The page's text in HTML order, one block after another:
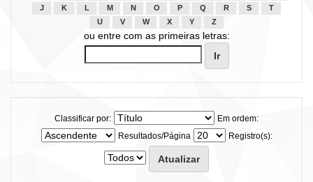
J
K L M N O P Q R S
T
U
V W X Y Z
ou entre com as primeiras letras:
Classificar por:
Em ordem:
Resultados/Página
Registro(s):